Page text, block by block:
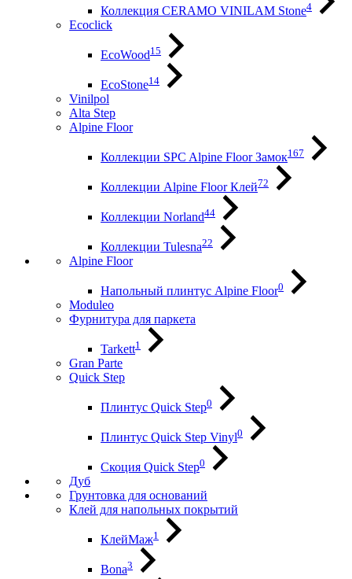
Коллекция CERAMO VINILAM Stone4
Ecoclick
EcoWood15
EcoStone14
Vinilpol
Alta Step
Alpine Floor
Коллекции SPC Alpine Floor Замок167
Коллекции Alpine Floor Клей72
Коллекции Norland44
Коллекции Tulesna22
Alpine Floor
Напольный плинтус Alpine Floor0
Moduleo
Фурнитура для паркета
Tarkett1
Gran Parte
Quick Step
Плинтус Quick Step0
Плинтус Quick Step Vinyl0
Скоция Quick Step0
Дуб
Грунтовка для оснований
Клей для напольных покрытий
КлейМаж1
Bona3